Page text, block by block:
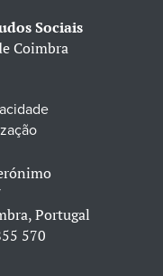
Sociais
Coimbra
Portugal
570